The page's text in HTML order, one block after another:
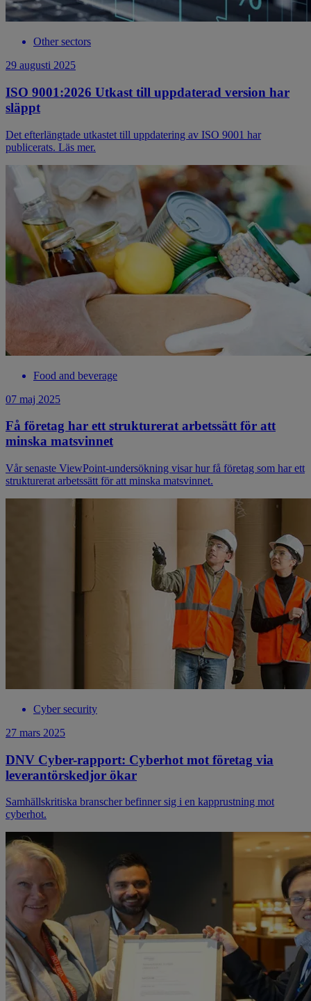
Other sectors
29 augusti 2025
ISO 9001:2026 Utkast till uppdaterad version har
släppt
Det efterlängtade utkastet till uppdatering av ISO 9001 har
publicerats. Läs mer.
Food and beverage
07 maj 2025
Få företag har ett strukturerat arbetssätt för att
minska matsvinnet
Vår senaste ViewPoint-undersökning visar hur få företag som har ett
strukturerat arbetssätt för att minska matsvinnet.
Cyber security
27 mars 2025
DNV Cyber-rapport: Cyberhot mot företag via
leverantörskedjor ökar
Samhällskritiska branscher befinner sig i en kapprustning mot
cyberhot.